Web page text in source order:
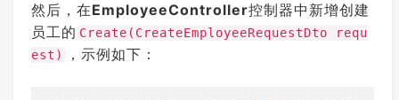
然后，在EmployeeController控制器中新增创建
员工的 Create(CreateEmployeeRequestDto requ
est)
，示例如下：